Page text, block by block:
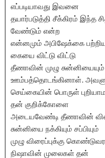
எப்படியாவது இவனை
தயார்படுத்தி சீக்கிரம் இந்த
வேண்டும் என்ற
என்னமும் அபிஷேக்கை
கையை விட்டு விட்டு
தீணாவின் முழு
ஊம்பத்தொடங்கினாள்.
செய்கையின் பொருள்
தன் குறிக்கோளை
அடையவேண்டி தீணாவின்
சுன்னியை நக்கியும் சப்பியும்
முழு விரைப்புக்கு
நிஷாவின் முலைகள் தன்